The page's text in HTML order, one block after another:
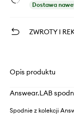
Dostawa
ZWROTY I
Opis produktu
Answear.LAB
Spodnie z kolekcji